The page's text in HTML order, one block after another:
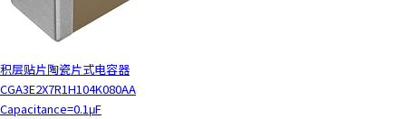
.
积层贴片陶瓷片式电容器
CGA3E2X7R1H104K080AA
Capacitance=0.1μF